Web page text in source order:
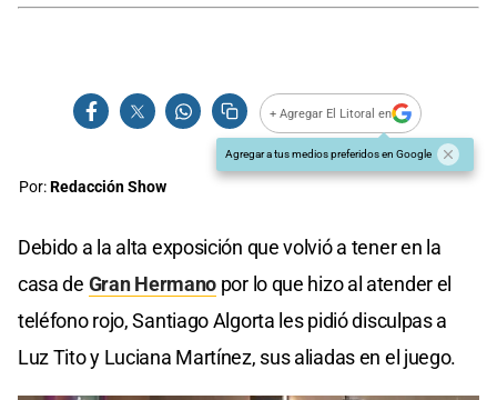
+ Agregar El Litoral en
Agregar a tus medios preferidos en Google
Por:Redacción Show
Debido a la alta exposición que volvió a tener en la
casa de Gran Hermano por lo que hizo al atender el
teléfono rojo, Santiago Algorta les pidió disculpas a
Luz Tito y Luciana Martínez, sus aliadas en el juego.